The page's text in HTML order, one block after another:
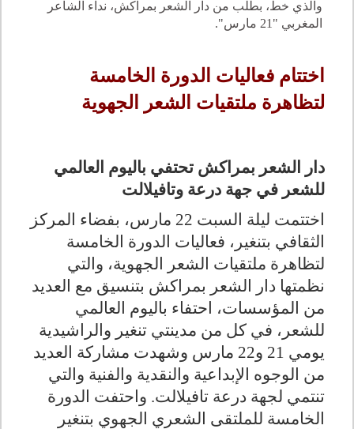
والذي خط، بطلب من دار الشعر بمراكش، نداء الشاعر
المغربي "21 مارس".
اختتام فعاليات الدورة الخامسة
لتظاهرة ملتقيات الشعر الجهوية
دار الشعر بمراكش تحتفي باليوم العالمي
للشعر في جهة درعة وتافيلالت
اختتمت ليلة السبت 22 مارس، بفضاء المركز
الثقافي بتنغير، فعاليات الدورة الخامسة
لتظاهرة ملتقيات الشعر الجهوية، والتي
نظمتها دار الشعر بمراكش بتنسيق مع العديد
من المؤسسات، احتفاء باليوم العالمي
للشعر، في كل من مدينتي تنغير والراشيدية
يومي 21 و22 مارس وشهدت مشاركة العديد
من الوجوه الإبداعية والنقدية والفنية والتي
تنتمي لجهة درعة تافيلالت. واحتفت الدورة
الخامسة للملتقى الشعري الجهوي بتنغير